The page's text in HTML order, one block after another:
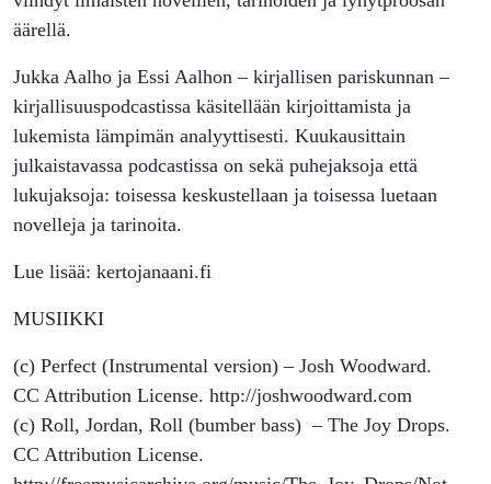
äärellä.
Jukka Aalho ja Essi Aalhon – kirjallisen pariskunnan –
kirjallisuuspodcastissa käsitellään kirjoittamista ja
lukemista lämpimän analyyttisesti. Kuukausittain
julkaistavassa podcastissa on sekä puhejaksoja että
lukujaksoja: toisessa keskustellaan ja toisessa luetaan
novelleja ja tarinoita.
Lue lisää: kertojanaani.fi
MUSIIKKI
(c) Perfect (Instrumental version) – Josh Woodward.
CC Attribution License. http://joshwoodward.com
(c) Roll, Jordan, Roll (bumber bass) – The Joy Drops.
CC Attribution License.